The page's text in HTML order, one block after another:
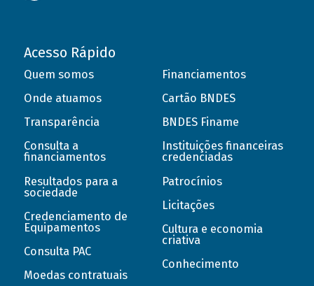
Acesso Rápido
Quem somos
Onde atuamos
Transparência
Consulta a
financiamentos
Resultados para a
sociedade
Credenciamento de
Equipamentos
Consulta PAC
Moedas contratuais
Financiamentos
Cartão BNDES
BNDES Finame
Instituições financeiras
credenciadas
Patrocínios
Licitações
Cultura e economia
criativa
Conhecimento